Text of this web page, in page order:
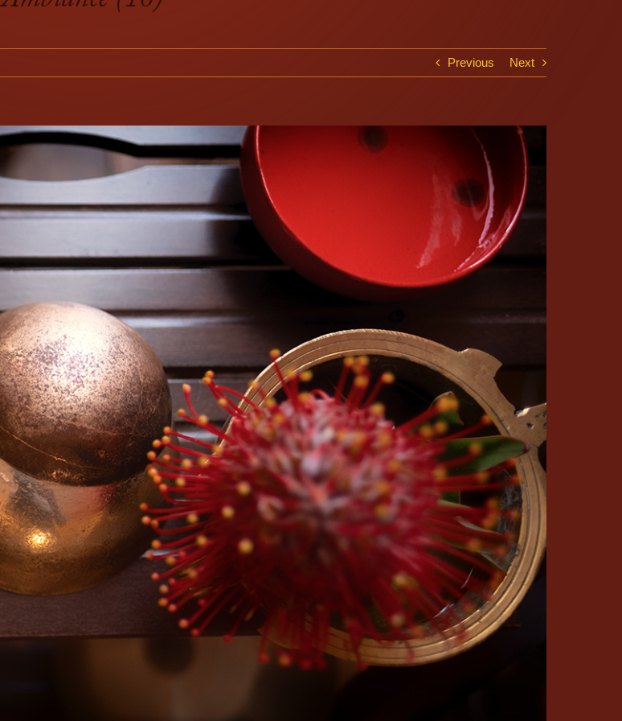
Previous Next